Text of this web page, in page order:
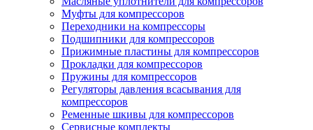
Муфты для компрессоров
Переходники на компрессоры
Подшипники для компрессоров
Прижимные пластины для компрессоров
Прокладки для компрессоров
Пружины для компрессоров
Регуляторы давления всасывания для
компрессоров
Ременные шкивы для компрессоров
Сервисные комплекты